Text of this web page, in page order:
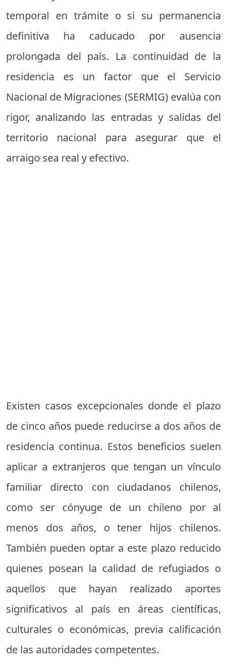
temporal en trámite o si su permanencia
definitiva ha caducado por ausencia
prolongada del país. La continuidad de la
residencia es un factor que el Servicio
Nacional de Migraciones (SERMIG) evalúa con
rigor, analizando las entradas y salidas del
territorio nacional para asegurar que el
arraigo sea real y efectivo.
Existen casos excepcionales donde el plazo
de cinco años puede reducirse a dos años de
residencia continua. Estos beneficios suelen
aplicar a extranjeros que tengan un vínculo
familiar directo con ciudadanos chilenos,
como ser cónyuge de un chileno por al
menos dos años, o tener hijos chilenos.
También pueden optar a este plazo reducido
quienes posean la calidad de refugiados o
aquellos que hayan realizado aportes
significativos al país en áreas científicas,
culturales o económicas, previa calificación
de las autoridades competentes.